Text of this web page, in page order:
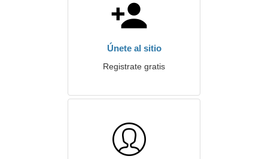
Únete al sitio
Registrate gratis